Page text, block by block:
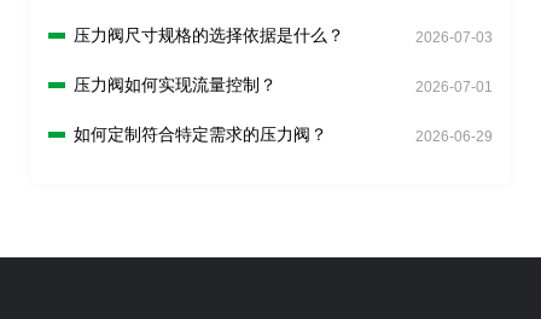
压力阀尺寸规格的选择依据是什么？ 2026-07-03
压力阀如何实现流量控制？ 2026-07-01
如何定制符合特定需求的压力阀？ 2026-06-29